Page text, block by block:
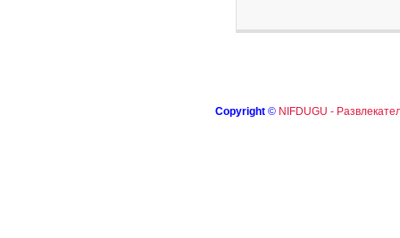
Copyright © NIFDUGU -